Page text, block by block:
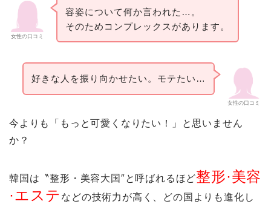
女性の口コミ
容姿について何か言われた…。
そのためコンプレックスがあります。
女性の口コミ
好きな人を振り向かせたい。モテたい…
今よりも「もっと可愛くなりたい！」と思いません
か？
韓国は〝整形・美容大国″と呼ばれるほど整形·美容
·エステ などの技術力が高く、どの国よりも進化し